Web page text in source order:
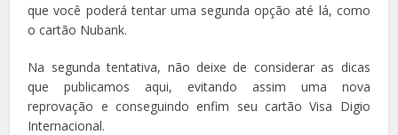
que você poderá tentar uma segunda opção até lá, como
o cartão Nubank.
Na segunda tentativa, não deixe de considerar as dicas
que publicamos aqui, evitando assim uma nova
reprovação e conseguindo enfim seu cartão Visa Digio
Internacional.